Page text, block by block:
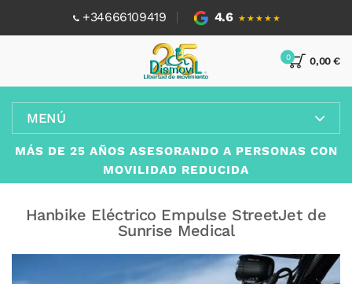
+34666109419 4.6 ★★★★★
0,00 €
0
MENÚ
MÁS DE 25 AÑOS ASESORANDO A PERSONAS CON
MOVILIDAD REDUCIDA
Hanbike Eléctrico Empulse StreetJet de
Sunrise Medical